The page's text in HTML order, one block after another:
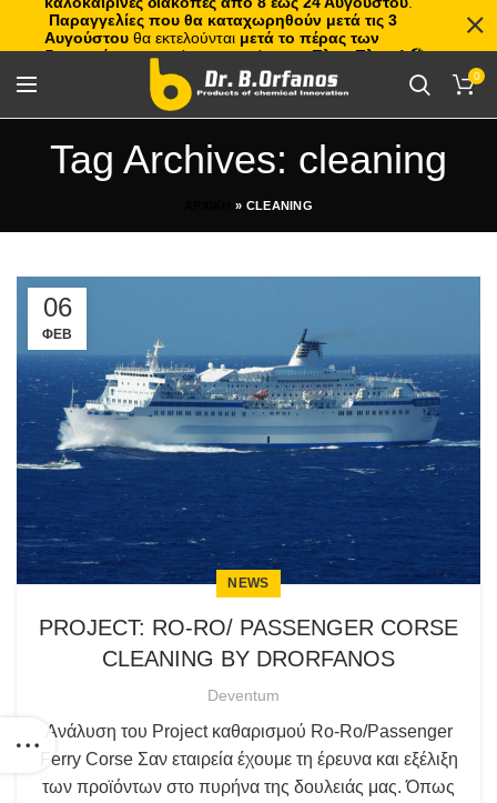
0
Tag Archives: cleaning
» CLEANING
06
ΦΕΒ
NEWS
PROJECT: RO-RO/ PASSENGER CORSE
CLEANING BY DRORFANOS
Deventum
Ανάλυση του Project καθαρισμού Ro-Ro/Passenger
Ferry Corse Σαν εταιρεία έχουμε τη έρευνα και εξέλιξη
των προϊόντων στο πυρήνα της δουλειάς μας. Όπως
Παραγγελίες που θα καταχωρηθούν μετά τις 3
Αυγούστου θα εκτελούνται μετά το πέρας των
διακοπών, με σειρά προτεραιότητας.Πλιτς Πλατς!🏖️🌊